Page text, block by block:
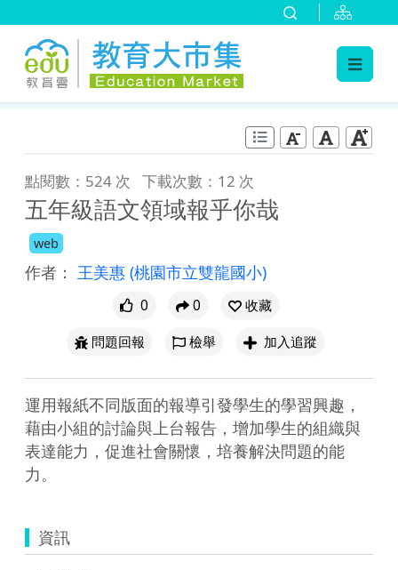
點閱數：524 次 下載次數：12 次
五年級語文領域報乎你哉
web
作者： 王美惠 (桃園市立雙龍國小)
0 0
收藏
問題回報
檢舉 加入追蹤
運用報紙不同版面的報導引發學生的學習興趣，
藉由小組的討論與上台報告，增加學生的組織與
表達能力，促進社會關懷，培養解決問題的能
力。
資訊